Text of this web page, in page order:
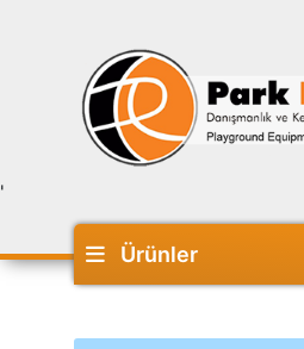
'
Ürünler